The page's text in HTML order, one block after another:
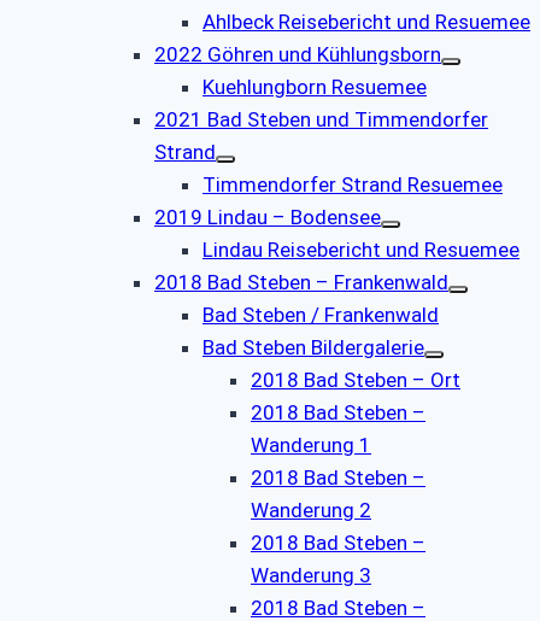
Ahlbeck Reisebericht und Resuemee
2022 Göhren und Kühlungsborn
Kuehlungborn Resuemee
2021 Bad Steben und Timmendorfer
Strand
Timmendorfer Strand Resuemee
2019 Lindau – Bodensee
Lindau Reisebericht und Resuemee
2018 Bad Steben – Frankenwald
Bad Steben / Frankenwald
Bad Steben Bildergalerie
2018 Bad Steben – Ort
2018 Bad Steben –
Wanderung 1
2018 Bad Steben –
Wanderung 2
2018 Bad Steben –
Wanderung 3
2018 Bad Steben –